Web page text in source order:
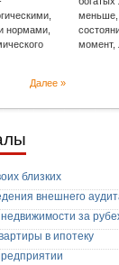
нормами,
Далее »
меньше,
момент,
близких
внешнего
за
в ипотеку